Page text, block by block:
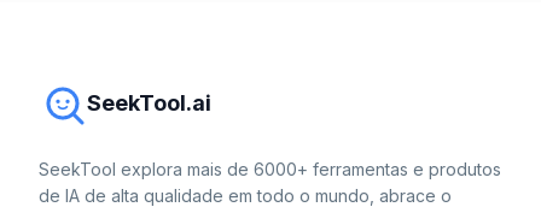
SeekTool.ai
SeekTool explora mais de 6000+ ferramentas e produtos
de IA de alta qualidade em todo o mundo, abrace o